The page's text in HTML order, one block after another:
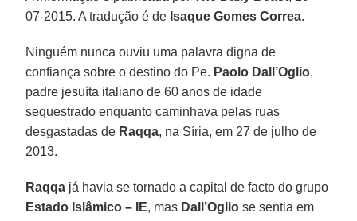
07-2015. A tradução é de Isaque Gomes Correa.
Ninguém nunca ouviu uma palavra digna de
confiança sobre o destino do Pe. Paolo Dall’Oglio,
padre jesuíta italiano de 60 anos de idade
sequestrado enquanto caminhava pelas ruas
desgastadas de Raqqa, na Síria, em 27 de julho de
2013.
Raqqa já havia se tornado a capital de facto do grupo
Estado Islâmico – IE, mas Dall’Oglio se sentia em